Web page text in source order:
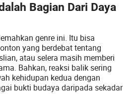
Bagian Dari Daya
genre ini. Itu bisa
yang berdebat tentang
atau selera masih memberi
Bahkan, reaksi balik sering
kehidupan kedua dengan
bukti budaya daripada sekadar